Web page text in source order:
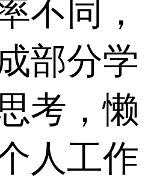
不同，
部分学
考，懒
人工作